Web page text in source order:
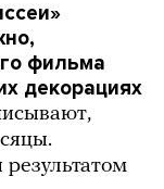
фильма
декорациях